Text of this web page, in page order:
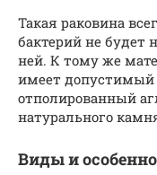
Такая раковина
бактерий не будет
ней. К тому же
имеет
отполированный
натурального
Виды и